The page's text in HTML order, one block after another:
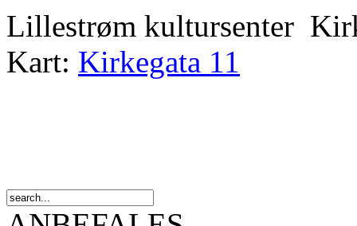
Lillestrøm kultursenter
Kart: Kirkegata 11